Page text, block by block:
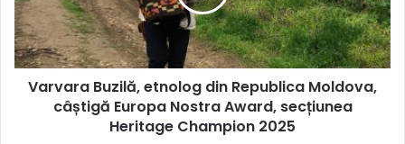
Moldova,
câștigă
Europa
Nostra
Award,
secțiunea
Varvara Buzilă, etnolog din Republica Moldova,
câștigă Europa Nostra Award, secțiunea
Heritage Champion 2025